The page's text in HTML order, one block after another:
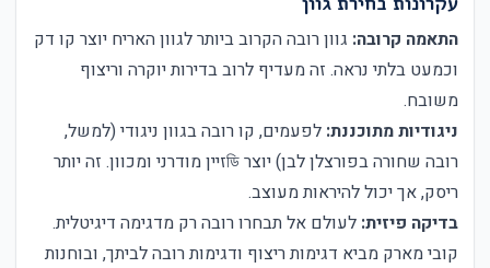
התאמה קרובה: גוון רובה הקרוב ביותר לגוון האריח יוצר קו דק
וכמעט בלתי נראה. זה מעדיף לרוב בדירות יוקרה וריצוף
משובח.
ניגודיות מתוכננת: לפעמים, קו רובה בגוון ניגודי (למשל,
רובה שחורה בפורצלן לבן) יוצר ডিזיין מודרני ומכוון. זה יותר
ריסק, אך יכול להיראות מעוצב.
בדיקה פיזית: לעולם אל תבחרו רובה רק מדגימה דיגיטלית.
קובי מארק מביא דגימות ריצוף ודגימות רובה לביתך, ובוחנות